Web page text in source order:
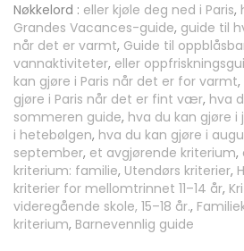
Nøkkelord : eller kjøle deg ned i Paris,
Grandes Vacances-guide, guide til
når det er varmt, Guide til
vannaktiviteter, eller
kan gjøre i Paris når det er for varmt,
gjøre i Paris når det er fint vær, hva
sommeren guide, hva du kan gjøre i
i hetebølgen, hva du kan gjøre i
september, et avgjørende kriterium,
kriterium: familie, Utendørs kriterier,
kriterier for mellomtrinnet 11–14 år,
videregående skole, 15–18 år.,
kriterium, Barnevennlig guide